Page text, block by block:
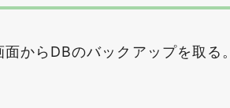
からDBのバックアップを取る。